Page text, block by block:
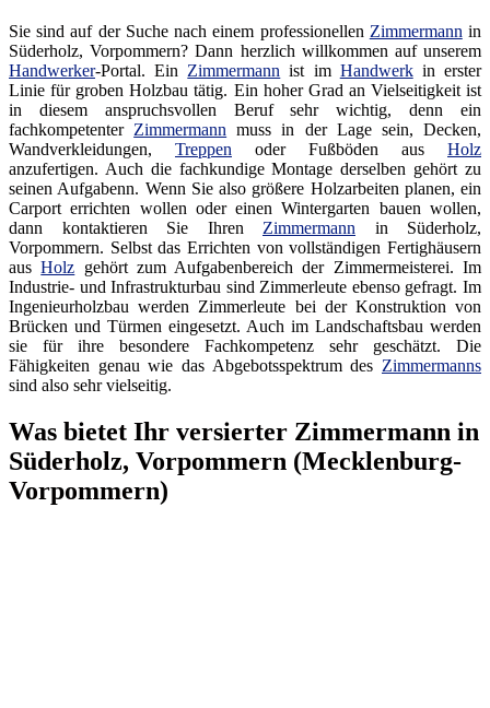
Sie sind auf der Suche nach einem professionellen Zimmermann in
Süderholz, Vorpommern? Dann herzlich willkommen auf unserem
Handwerker-Portal. Ein Zimmermann ist im Handwerkin erster
Linie für groben Holzbau tätig. Ein hoher Grad an Vielseitigkeit ist
in diesem anspruchsvollen Beruf sehr wichtig, denn ein
fachkompetenter Zimmermann muss in der Lage sein, Decken,
Wandverkleidungen, Treppen oder Fußböden aus Holz
anzufertigen. Auch die fachkundige Montage derselben gehört zu
seinen Aufgabenn. Wenn Sie also größere Holzarbeiten planen, ein
Carport errichten wollen oder einen Wintergarten bauen wollen,
dann kontaktieren Sie Ihren Zimmermann in Süderholz,
Vorpommern. Selbst das Errichten von vollständigen Fertighäusern
ausHolz gehört zum Aufgabenbereich der Zimmermeisterei. Im
Industrie- und Infrastrukturbau sind Zimmerleute ebenso gefragt. Im
Ingenieurholzbau werden Zimmerleute bei der Konstruktion von
Brücken und Türmen eingesetzt. Auch im Landschaftsbau werden
sie für ihre besondere Fachkompetenz sehr geschätzt. Die
Fähigkeiten genau wie das Abgebotsspektrum des Zimmermanns
sind also sehr vielseitig.
Was bietet Ihr versierter Zimmermann in
Süderholz, Vorpommern (Mecklenburg-
Vorpommern)